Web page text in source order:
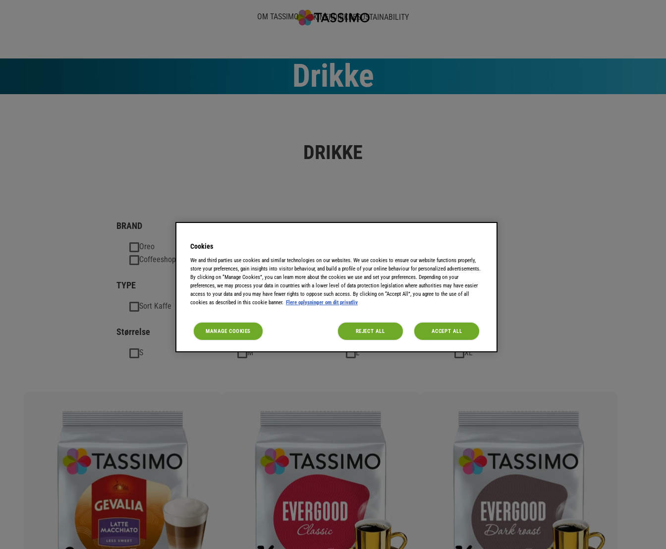
OM TASSIMOMASKINERDRIKKESUSTAINABILITY
Drikke
DRIKKE
BRAND
Oreo
Coffeeshop Selections
Morning Café Marcilla Bailey's
TYPE
Sort Kaffe Mælkevarianter Kakao & Te
Størrelse
S M L XL
Cookies
We and third parties use cookies and similar technologies on our websites. We use cookies to ensure our website functions properly,
store your preferences, gain insights into visitor behaviour, and build a profile of your online behaviour for personalized advertisements.
By clicking on “Manage Cookies”, you can learn more about the cookies we use and set your preferences. Depending on your
preferences, we may process your data in countries with a lower level of data protection legislation where authorities may have easier
access to your data and you may have fewer rights to oppose such access. By clicking on “Accept All”, you agree to the use of all
cookies as described in this cookie banner. Flere oplysninger om dit privatliv
MANAGE COOKIES REJECT ALL ACCEPT ALL